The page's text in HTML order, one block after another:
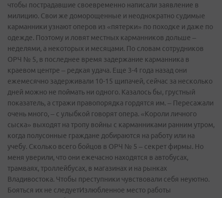
чтобы пострадавшие своевременно написали заявление в
милицию. Свои же доморощенные и неоднократно судимые
карманники узнают оперов из «пятерки» по походке и даже по
одежде. Поэтому и ловят местных карманников дольше –
неделями, а некоторых и месяцами. По словам сотрудников
ОРЧ № 5, в последнее время задержание карманника в
краевом центре – редкая удача. Еще 3-4 года назад они
ежемесячно задерживали 10-15 щипачей, сейчас за несколько
дней можно не поймать ни одного. Казалось бы, грустный
показатель, а стражи правопорядка гордятся им. – Пересажали
очень много, – с улыбкой говорят опера. «Короли личного
сыска» выходят на тропу войны с карманниками ранним утром,
когда полусонные граждане добираются на работу или на
учебу. Сколько всего бойцов в ОРЧ № 5 – секрет фирмы. Но
меня уверили, что они ежечасно находятся в автобусах,
трамваях, троллейбусах, в магазинах и на рынках
Владивостока. Чтобы преступники чувствовали себя неуютно.
Бояться их не следуетИзлюбленное место работы